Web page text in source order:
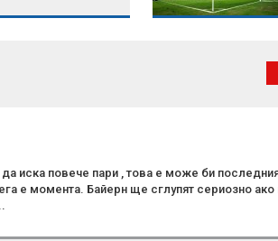
иска повече пари , това е може би
е момента. Байерн ще сглупят сериозно ако